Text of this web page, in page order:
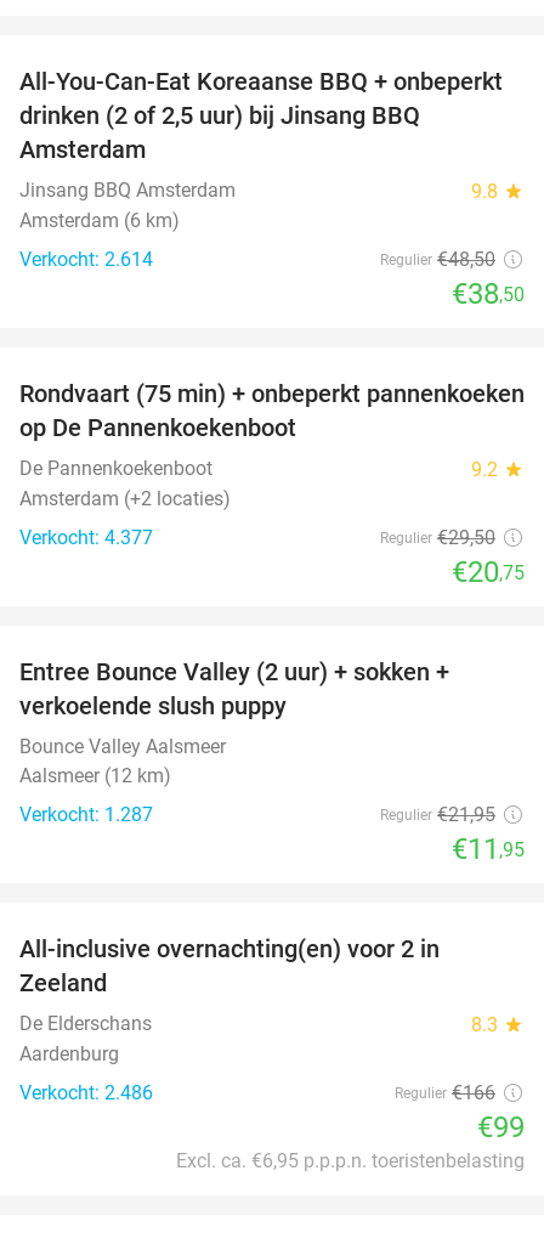
21%
All-You-Can-Eat Koreaanse BBQ + onbeperkt
drinken (2 of 2,5 uur) bij Jinsang BBQ
Amsterdam
Jinsang BBQ Amsterdam 9.8 star
Amsterdam (6 km)
Verkocht: 2.614
Regulier €48,50
€38,50
30%
Rondvaart (75 min) + onbeperkt pannenkoeken
op De Pannenkoekenboot
De Pannenkoekenboot 9.2 star
Amsterdam (+2 locaties)
Verkocht: 4.377
Regulier €29,50
€20,75
Entree Bounce Valley (2 uur) + sokken +
verkoelende slush puppy
Bounce Valley Aalsmeer
Aalsmeer (12 km)
Verkocht: 1.287
Regulier €21,95
€11 ,95
All-inclusive overnachting(en) voor 2 in
Zeeland
De Elderschans 8.3 star
Aardenburg
Verkocht: 2.486
Regulier €166
€99
Excl. ca. €6,95 p.p.p.n. toeristenbelasting